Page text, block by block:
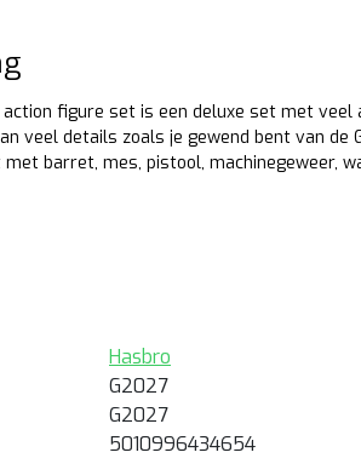
figure set is een deluxe set met veel
veel details zoals je gewend bent van de
barret, mes, pistool, machinegeweer,
Hasbro
G2027
G2027
5010996434654
G.I. Joe Classified Bradley “Big